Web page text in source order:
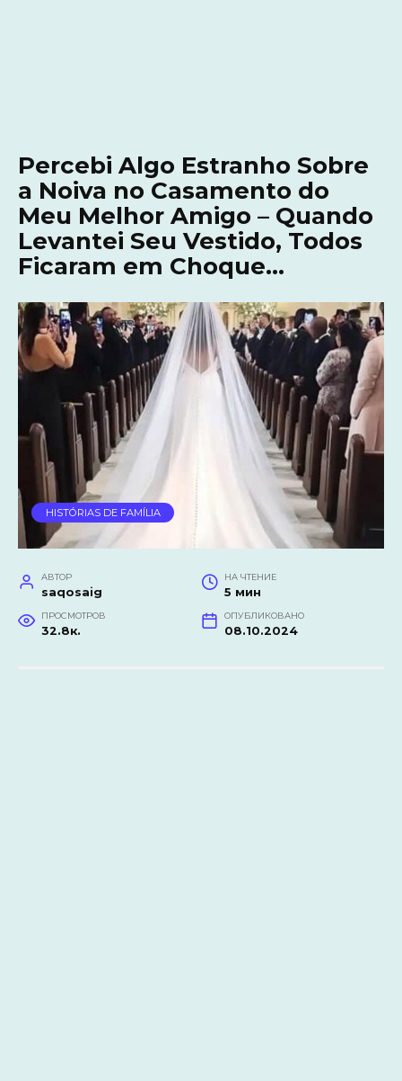
Percebi Algo Estranho Sobre
a Noiva no Casamento do
Meu Melhor Amigo – Quando
Levantei Seu Vestido, Todos
Ficaram em Choque…
HISTÓRIAS DE FAMÍLIA
АВТОР
saqosaig
НА ЧТЕНИЕ
5 мин
ПРОСМОТРОВ
32.8к.
ОПУБЛИКОВАНО
08.10.2024